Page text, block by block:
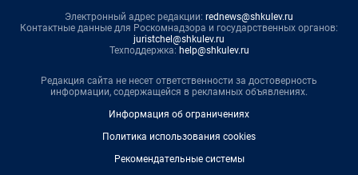
Электронный адрес редакции: rednews@shkulev.ru
Контактные данные для Роскомнадзора и государственных органов:
juristchel@shkulev.ru
Техподдержка: help@shkulev.ru
Редакция сайта не несет ответственности за достоверность
информации, содержащейся в рекламных объявлениях.
Информация об ограничениях
Политика использования cookies
Рекомендательные системы